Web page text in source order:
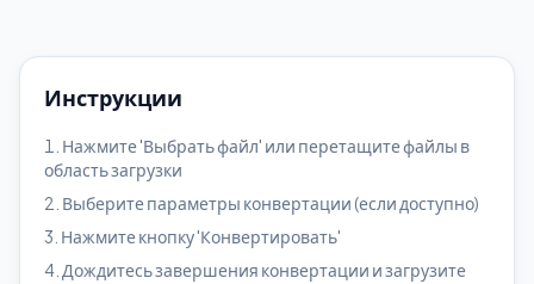
Инструкции
Нажмите 'Выбрать файл' или перетащите файлы в
область загрузки
Выберите параметры конвертации (если доступно)
Нажмите кнопку 'Конвертировать'
Дождитесь завершения конвертации и загрузите